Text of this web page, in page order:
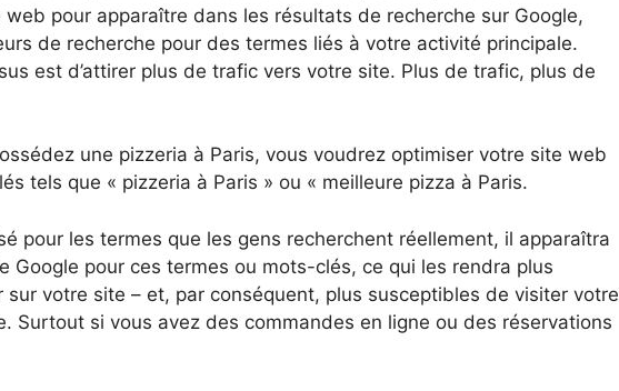
web pour apparaître dans les résultats de recherche sur Google,
de recherche pour des termes liés à votre activité principale.
est d’attirer plus de trafic vers votre site. Plus de trafic, plus de
une pizzeria à Paris, vous voudrez optimiser votre site web
tels que « pizzeria à Paris » ou « meilleure pizza à Paris.
pour les termes que les gens recherchent réellement, il apparaîtra
Google pour ces termes ou mots-clés, ce qui les rendra plus
sur votre site – et, par conséquent, plus susceptibles de visiter votre
Surtout si vous avez des commandes en ligne ou des réservations